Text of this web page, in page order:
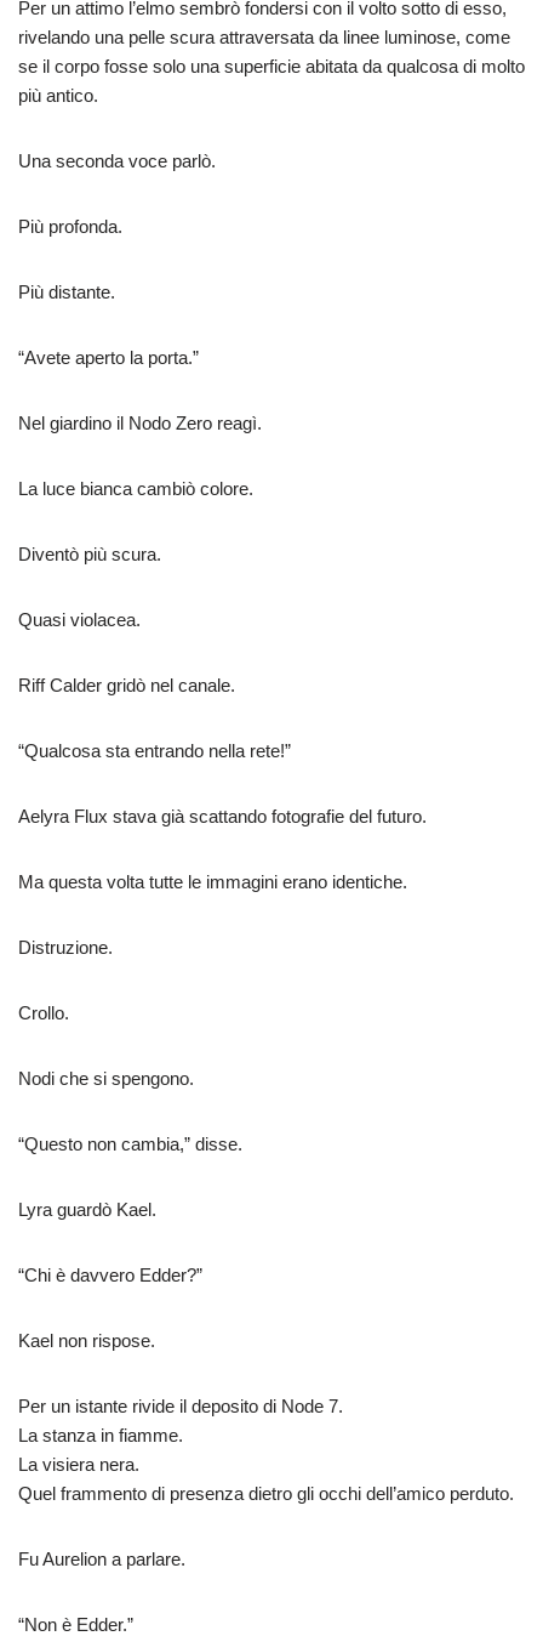
Per un attimo l’elmo sembrò fondersi con il volto sotto di esso,
rivelando una pelle scura attraversata da linee luminose, come
se il corpo fosse solo una superficie abitata da qualcosa di molto
più antico.
Una seconda voce parlò.
Più profonda.
Più distante.
“Avete aperto la porta.”
Nel giardino il Nodo Zero reagì.
La luce bianca cambiò colore.
Diventò più scura.
Quasi violacea.
Riff Calder gridò nel canale.
“Qualcosa sta entrando nella rete!”
Aelyra Flux stava già scattando fotografie del futuro.
Ma questa volta tutte le immagini erano identiche.
Distruzione.
Crollo.
Nodi che si spengono.
“Questo non cambia,” disse.
Lyra guardò Kael.
“Chi è davvero Edder?”
Kael non rispose.
Per un istante rivide il deposito di Node 7.
La stanza in fiamme.
La visiera nera.
Quel frammento di presenza dietro gli occhi dell’amico perduto.
Fu Aurelion a parlare.
“Non è Edder.”